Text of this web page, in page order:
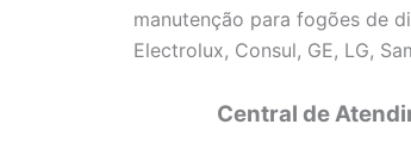
manutenção para fogões de
Electrolux, Consul, GE, LG,
Central de